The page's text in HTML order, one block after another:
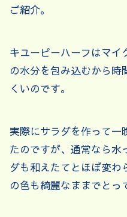
ご紹介。
キユーピーハーフはマ
の水分を包み込むから
くいのです。
実際にサラダを作って一
たのですが、通常なら水
ダも和えたてとほぼ変
の色も綺麗なままでとっ